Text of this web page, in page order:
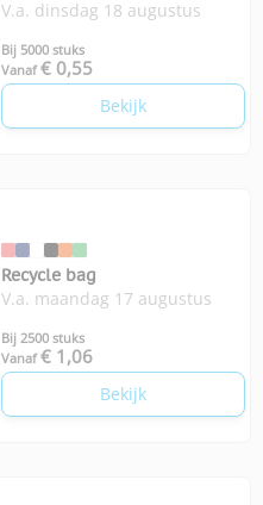
V.a. dinsdag 18 augustus
Bij 5000 stuks
Vanaf € 0,55
Bekijk
Recycle bag
V.a. maandag 17 augustus
Bij 2500 stuks
Vanaf € 1,06
Bekijk